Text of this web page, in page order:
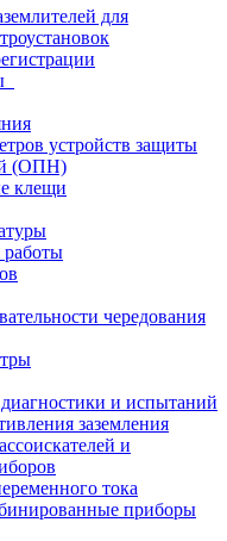
для
устройств защиты
(ОПН)
клещи
чередования
и испытаний
заземления
и
тока
приборы